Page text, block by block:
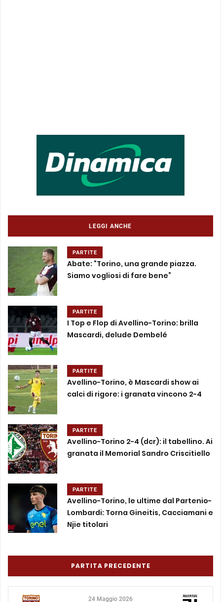
LEGGI ANCHE
PARTITE
Abate: “Torino, una grande piazza.
Siamo vogliosi di fare bene”
PARTITE
I Top e Flop di Avellino-Torino: brilla
Mascardi, delude Dembelé
PARTITE
Avellino-Torino, è Mascardi show ai
calci di rigore: i granata vincono 2-4
PARTITE
Avellino-Torino 2-4 (dcr): il tabellino. Ai
granata il Memorial Sandro Criscitiello
PARTITE
Avellino-Torino, le ultime dal Partenio-
Lombardi: Torna Gineitis, Cacciamani e
Njie titolari
PARTITA PRECEDENTE
24 Maggio 2026